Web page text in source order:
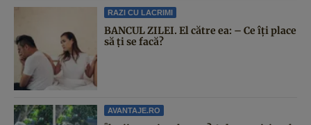
RAZI CU LACRIMI
BANCUL ZILEI. El către ea: – Ce îți place
să ți se facă?
AVANTAJE.RO